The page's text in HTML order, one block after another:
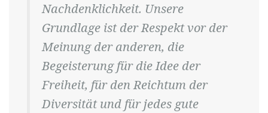
Nachdenklichkeit. Unsere
Grundlage ist der Respekt vor der
Meinung der anderen, die
Begeisterung für die Idee der
Freiheit, für den Reichtum der
Diversität und für jedes gute